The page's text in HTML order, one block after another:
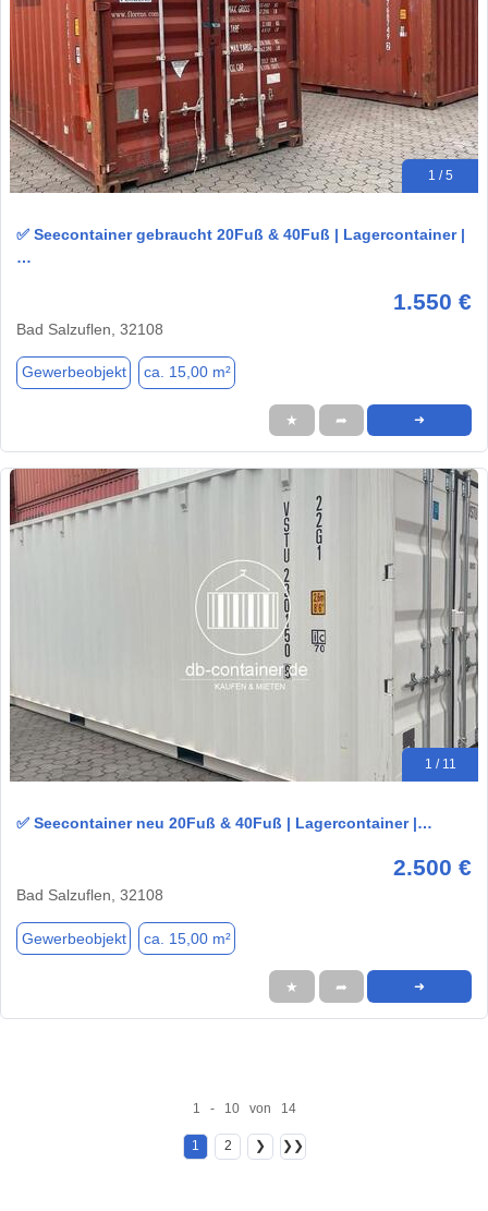
1 / 5
✅ Seecontainer gebraucht 20Fuß & 40Fuß | Lagercontainer |
…
1.550 €
Bad Salzuflen, 32108
Gewerbeobjekt ca. 15,00 m²
★ ➦ ➜
1 / 11
✅ Seecontainer neu 20Fuß & 40Fuß | Lagercontainer |…
2.500 €
Bad Salzuflen, 32108
Gewerbeobjekt ca. 15,00 m²
★ ➦ ➜
1 - 10 von 14
1 2 ❯ ❯❯